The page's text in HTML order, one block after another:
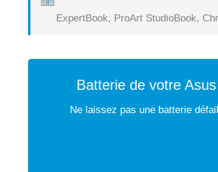
ExpertBook, ProArt StudioBook,
Batterie de votre
Ne laissez pas une batterie